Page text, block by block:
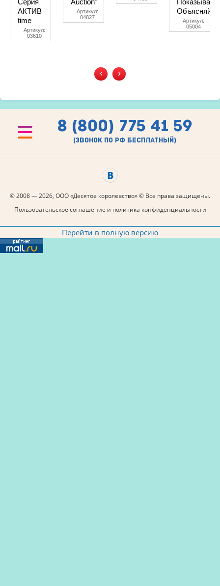
Серия
АКТИВ
time
Артикул:
03610
Auction"
Артикул:
04827
Показывай.
Объясняй.
Артикул:
05004
‹ ›
8 (800) 775 41 59
(звонок по рф бесплатный)
© 2008 — 2026, ООО «Десятое королевство» © Все права защищены.
Пользовательское соглашение и политика конфиденциальности
Перейти в полную версию